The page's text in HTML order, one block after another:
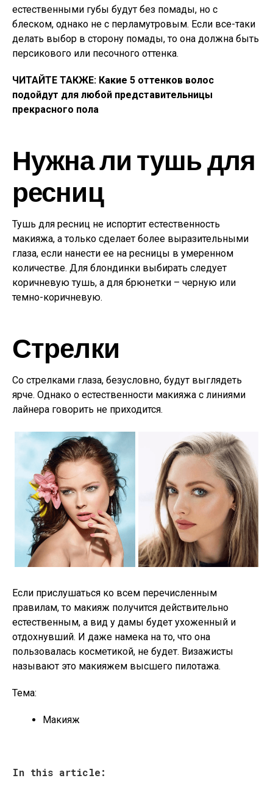
естественными губы будут без помады, но с
блеском, однако не с перламутровым. Если все-таки
делать выбор в сторону помады, то она должна быть
персикового или песочного оттенка.
ЧИТАЙТЕ ТАКЖЕ: Какие 5 оттенков волос
подойдут для любой представительницы
прекрасного пола
Нужна ли тушь для
ресниц
Тушь для ресниц не испортит естественность
макияжа, а только сделает более выразительными
глаза, если нанести ее на ресницы в умеренном
количестве. Для блондинки выбирать следует
коричневую тушь, а для брюнетки – черную или
темно-коричневую.
Стрелки
Со стрелками глаза, безусловно, будут выглядеть
ярче. Однако о естественности макияжа с линиями
лайнера говорить не приходится.
Если прислушаться ко всем перечисленным
правилам, то макияж получится действительно
естественным, а вид у дамы будет ухоженный и
отдохнувший. И даже намека на то, что она
пользовалась косметикой, не будет. Визажисты
называют это макияжем высшего пилотажа.
Тема:
Макияж
In this article: